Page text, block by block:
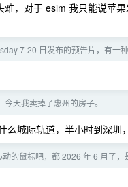
，对于 esim 我只能说苹
7-20 日发布的预告片，有一
天我卖掉了惠州的房子。
城际轨道，半小时到深圳
的鼠标吧，都 2026 年 6 月了，